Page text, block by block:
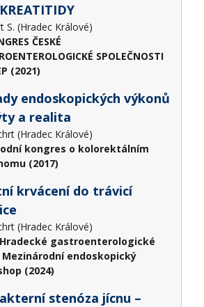
S. (Hradec Králové)
ČESKÉ
SPOLEČNOSTI
(2021)
endoskopických výkonů
a realita
(Hradec Králové)
kongres o kolorektálním
(2017)
krvácení do trávicí
(Hradec Králové)
Hradecké gastroenterologické
Mezinárodní endoskopický
(2024)
stenóza jícnu –